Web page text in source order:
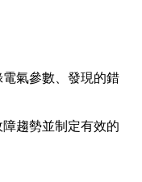
氣參數、發現的錯
趨勢並制定有效的